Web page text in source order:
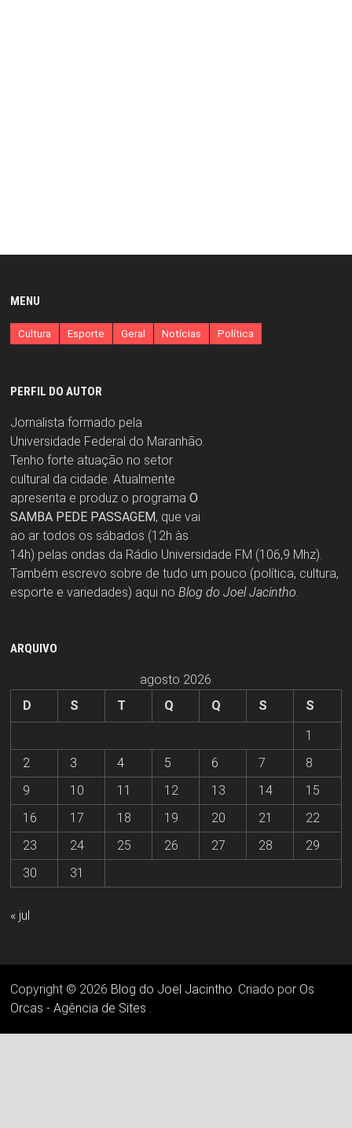
MENU
Cultura Esporte Geral Notícias Política
PERFIL DO AUTOR
Jornalista formado pela
Universidade Federal do Maranhão.
Tenho forte atuação no setor
cultural da cidade. Atualmente
apresenta e produz o programa O
SAMBA PEDE PASSAGEM, que vai
ao ar todos os sábados (12h às
14h) pelas ondas da Rádio Universidade FM (106,9 Mhz).
Também escrevo sobre de tudo um pouco (política, cultura,
esporte e variedades) aqui no Blog do Joel Jacintho
ARQUIVO
agosto 2026
D
S T Q Q S
S
1
2
3 4 5 6 7
8
9
10 11 12 13 14
15
16
17 18 19 20 21
22
23
24 25 26 27 28
29
30
31
« jul
Copyright © 2026 Blog do Joel Jacintho . Criado por Os
Orcas - Agência de Sites